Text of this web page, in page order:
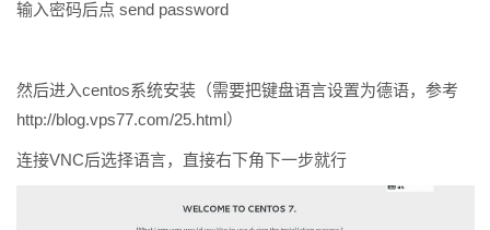
输入密码后点 send password
然后进入centos系统安装（需要把键盘语言设置为德语，参考
http://blog.vps77.com/25.html）
连接VNC后选择语言，直接右下角下一步就行